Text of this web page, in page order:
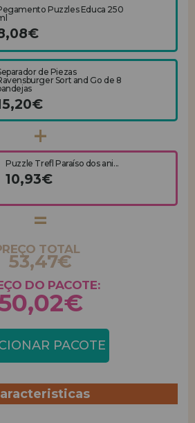
Puzzles Educa 250
de Piezas
Sort and Go de 8
Puzzle Trefl Paraíso dos ani...
10,93€
TOTAL
53,47€
DO PACOTE:
PACOTE